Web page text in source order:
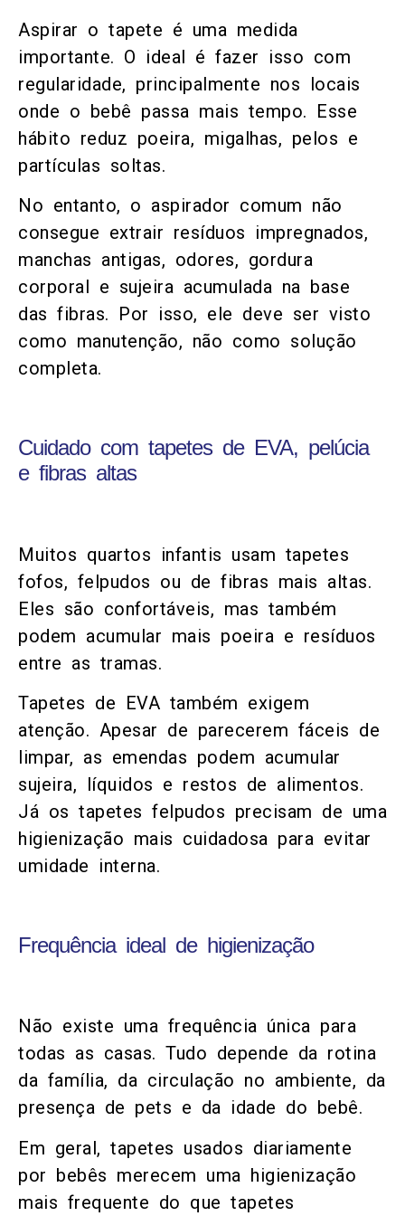
Aspirar o tapete é uma medida
importante. O ideal é fazer isso com
regularidade, principalmente nos locais
onde o bebê passa mais tempo. Esse
hábito reduz poeira, migalhas, pelos e
partículas soltas.
No entanto, o aspirador comum não
consegue extrair resíduos impregnados,
manchas antigas, odores, gordura
corporal e sujeira acumulada na base
das fibras. Por isso, ele deve ser visto
como manutenção, não como solução
completa.
Cuidado com tapetes de EVA, pelúcia
e fibras altas
Muitos quartos infantis usam tapetes
fofos, felpudos ou de fibras mais altas.
Eles são confortáveis, mas também
podem acumular mais poeira e resíduos
entre as tramas.
Tapetes de EVA também exigem
atenção. Apesar de parecerem fáceis de
limpar, as emendas podem acumular
sujeira, líquidos e restos de alimentos.
Já os tapetes felpudos precisam de uma
higienização mais cuidadosa para evitar
umidade interna.
Frequência ideal de higienização
Não existe uma frequência única para
todas as casas. Tudo depende da rotina
da família, da circulação no ambiente, da
presença de pets e da idade do bebê.
Em geral, tapetes usados diariamente
por bebês merecem uma higienização
mais frequente do que tapetes